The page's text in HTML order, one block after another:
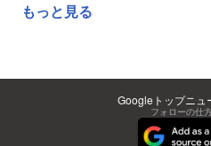
もっと見る
Googleトップニュ
フォローの仕